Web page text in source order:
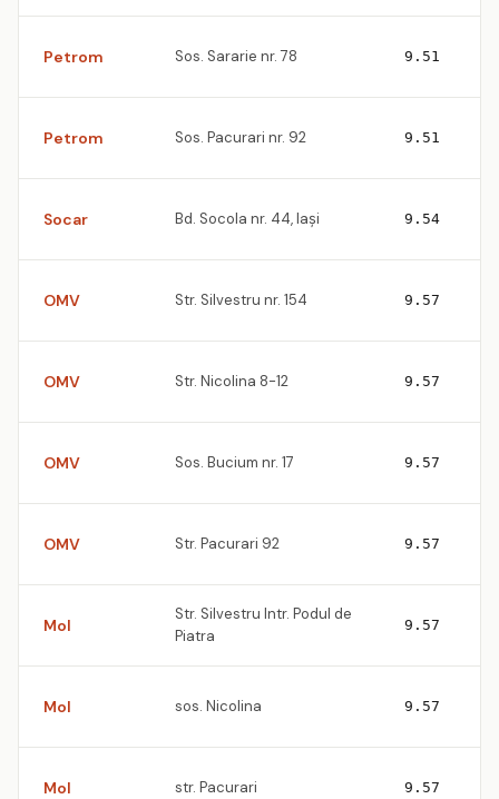
Petrom Sos. Sararie nr. 78 9.51
Petrom Sos. Pacurari nr. 92 9.51
Socar Bd. Socola nr. 44, Iaşi 9.54
OMV Str. Silvestru nr. 154 9.57
OMV Str. Nicolina 8-12 9.57
OMV Sos. Bucium nr. 17 9.57
OMV Str. Pacurari 92 9.57
Mol
Str. Silvestru Intr. Podul de
Piatra
9.57
Mol sos. Nicolina 9.57
Mol str. Pacurari 9.57